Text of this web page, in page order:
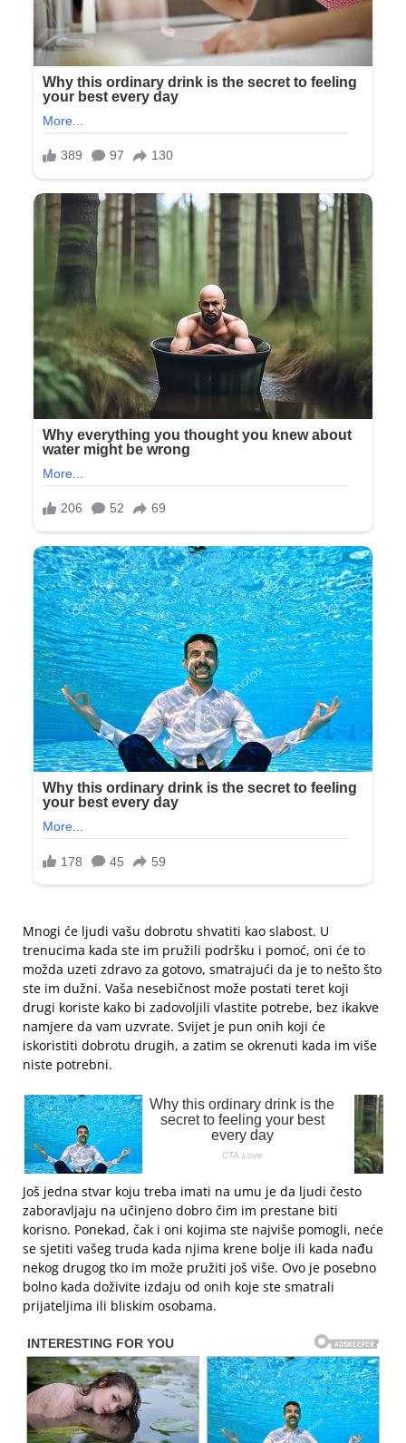
Mnogi će ljudi vašu dobrotu shvatiti kao slabost. U
trenucima kada ste im pružili podršku i pomoć, oni će to
možda uzeti zdravo za gotovo, smatrajući da je to nešto što
ste im dužni. Vaša nesebičnost može postati teret koji
drugi koriste kako bi zadovoljili vlastite potrebe, bez ikakve
namjere da vam uzvrate. Svijet je pun onih koji će
iskoristiti dobrotu drugih, a zatim se okrenuti kada im više
niste potrebni.
Još jedna stvar koju treba imati na umu je da ljudi često
zaboravljaju na učinjeno dobro čim im prestane biti
korisno. Ponekad, čak i oni kojima ste najviše pomogli, neće
se sjetiti vašeg truda kada njima krene bolje ili kada nađu
nekog drugog tko im može pružiti još više. Ovo je posebno
bolno kada doživite izdaju od onih koje ste smatrali
prijateljima ili bliskim osobama.